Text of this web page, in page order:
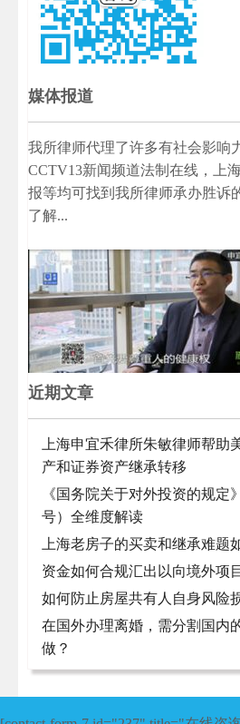
媒体报道
我所律师代理了许多有社会影响
CCTV13新闻频道法制在线，上
报等均可找到我所律师承办胜诉
了解...
近期文章
上海申宜禾律所朱敏律师帮助
产和证券资产继承转移
《国务院关于对外投资的规定
号）全维度解读
上海老房子的买卖和继承难题
资金如何合规汇出以向境外项
如何防止房屋共有人自身风险
在国外办理离婚，需分割国内
做？